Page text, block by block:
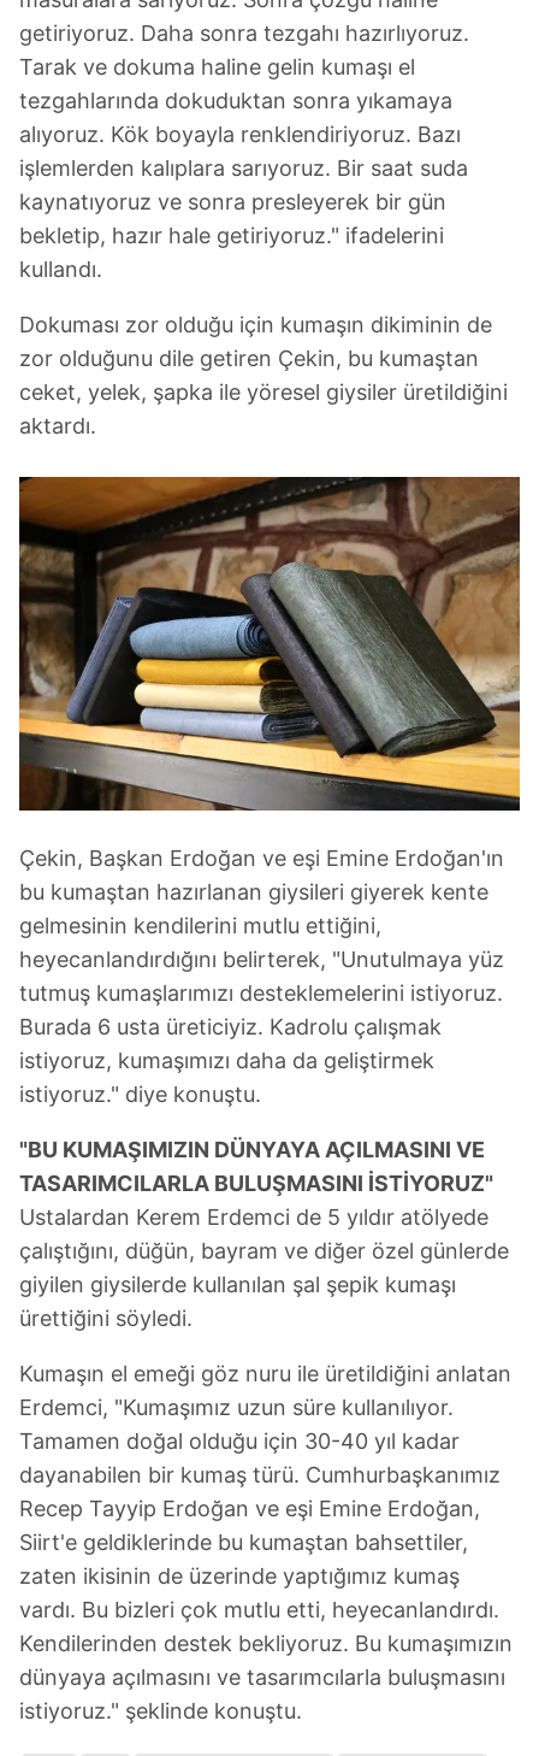
getiriyoruz. Daha sonra tezgahı hazırlıyoruz.
Tarak ve dokuma haline gelin kumaşı el
tezgahlarında dokuduktan sonra yıkamaya
alıyoruz. Kök boyayla renklendiriyoruz. Bazı
işlemlerden kalıplara sarıyoruz. Bir saat suda
kaynatıyoruz ve sonra presleyerek bir gün
bekletip, hazır hale getiriyoruz." ifadelerini
kullandı.
Dokuması zor olduğu için kumaşın dikiminin de
zor olduğunu dile getiren Çekin, bu kumaştan
ceket, yelek, şapka ile yöresel giysiler üretildiğini
aktardı.
Çekin, Başkan Erdoğan ve eşi Emine Erdoğan'ın
bu kumaştan hazırlanan giysileri giyerek kente
gelmesinin kendilerini mutlu ettiğini,
heyecanlandırdığını belirterek, "Unutulmaya yüz
tutmuş kumaşlarımızı desteklemelerini istiyoruz.
Burada 6 usta üreticiyiz. Kadrolu çalışmak
istiyoruz, kumaşımızı daha da geliştirmek
istiyoruz." diye konuştu.
"BU KUMAŞIMIZIN DÜNYAYA AÇILMASINI VE
TASARIMCILARLA BULUŞMASINI İSTİYORUZ"
Ustalardan Kerem Erdemci de 5 yıldır atölyede
çalıştığını, düğün, bayram ve diğer özel günlerde
giyilen giysilerde kullanılan şal şepik kumaşı
ürettiğini söyledi.
Kumaşın el emeği göz nuru ile üretildiğini anlatan
Erdemci, "Kumaşımız uzun süre kullanılıyor.
Tamamen doğal olduğu için 30-40 yıl kadar
dayanabilen bir kumaş türü. Cumhurbaşkanımız
Recep Tayyip Erdoğan ve eşi Emine Erdoğan,
Siirt'e geldiklerinde bu kumaştan bahsettiler,
zaten ikisinin de üzerinde yaptığımız kumaş
vardı. Bu bizleri çok mutlu etti, heyecanlandırdı.
Kendilerinden destek bekliyoruz. Bu kumaşımızın
dünyaya açılmasını ve tasarımcılarla buluşmasını
istiyoruz." şeklinde konuştu.